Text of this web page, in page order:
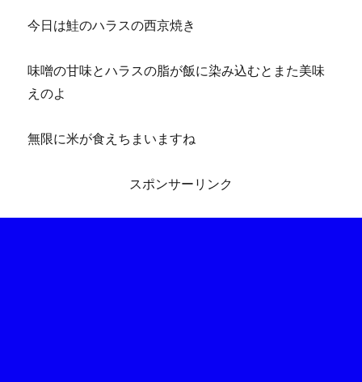
今日は鮭のハラスの西京焼き
味噌の甘味とハラスの脂が飯に染み込むとまた美味
えのよ
無限に米が食えちまいますね
スポンサーリンク